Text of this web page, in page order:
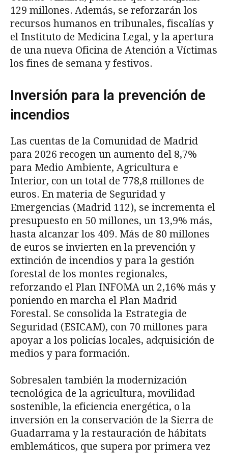
129 millones. Además, se reforzarán los
recursos humanos en tribunales, fiscalías y
el Instituto de Medicina Legal, y la apertura
de una nueva Oficina de Atención a Víctimas
los fines de semana y festivos.
Inversión para la prevención de
incendios
Las cuentas de la Comunidad de Madrid
para 2026 recogen un aumento del 8,7%
para Medio Ambiente, Agricultura e
Interior, con un total de 778,8 millones de
euros. En materia de Seguridad y
Emergencias (Madrid 112), se incrementa el
presupuesto en 50 millones, un 13,9% más,
hasta alcanzar los 409. Más de 80 millones
de euros se invierten en la prevención y
extinción de incendios y para la gestión
forestal de los montes regionales,
reforzando el Plan INFOMA un 2,16% más y
poniendo en marcha el Plan Madrid
Forestal. Se consolida la Estrategia de
Seguridad (ESICAM), con 70 millones para
apoyar a los policías locales, adquisición de
medios y para formación.
Sobresalen también la modernización
tecnológica de la agricultura, movilidad
sostenible, la eficiencia energética, o la
inversión en la conservación de la Sierra de
Guadarrama y la restauración de hábitats
emblemáticos, que supera por primera vez